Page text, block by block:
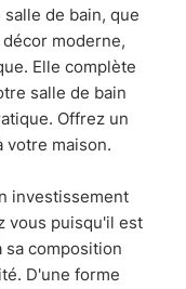
de bain, que
moderne,
Elle complète
salle de bain
Offrez un
votre maison.
investissement
vous puisqu'il est
sa composition
D'une forme